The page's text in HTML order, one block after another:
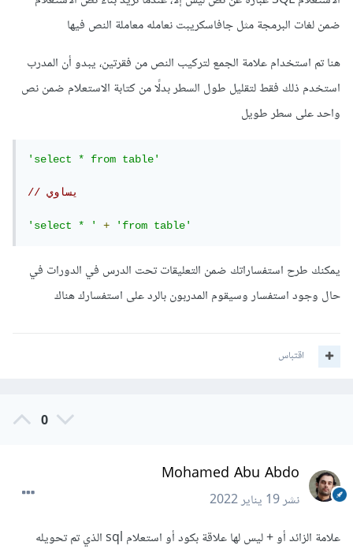
ضمن لغات البرمجة مثل جافاسكريبت نعامله معاملة النص فيها
هنا تم استخدام علامة الجمع لتركيب النص من فقرتين، يبدو أن المدرب
استخدم ذلك فقط لتقليل طول السطر بدلًا من كتابة الاستعلام ضمن نص
واحد على سطر طويل
'select * from table'
'select * ' + 'from table'
يمكنك طرح استفساراتك ضمن التعليقات تحت الدرس في الدورات في
حال وجود استفسار وسيقوم المدربون بالرد على استفسارك هناك
اقتباس
0
Mohamed Abu Abdo
نشر19 يناير 2022
علامة الزائد أو + ليس لها علاقة بكود أو استعلام sql الذي تم تحويله